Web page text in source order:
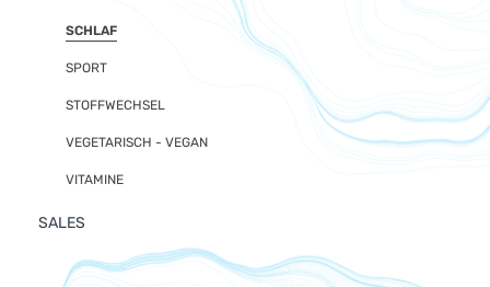
SCHLAF
SPORT
STOFFWECHSEL
VEGETARISCH - VEGAN
VITAMINE
SALES